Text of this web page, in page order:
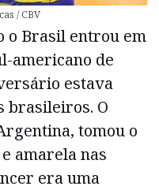
/ CBV
o Brasil entrou em
americano de
estava
brasileiros. O
tomou o
amarela nas
era uma